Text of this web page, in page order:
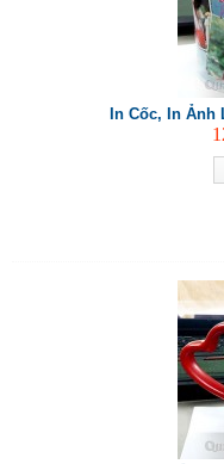
In Cốc, In Ảnh